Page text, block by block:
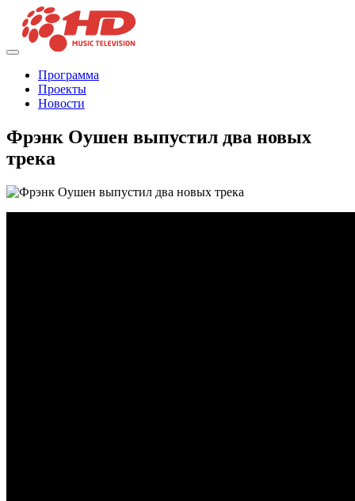
Программа
Проекты
Новости
Фрэнк Оушен выпустил два новых
трека